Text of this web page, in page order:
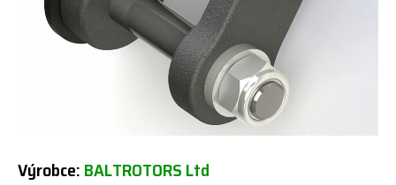
Výrobce:BALTROTORS Ltd